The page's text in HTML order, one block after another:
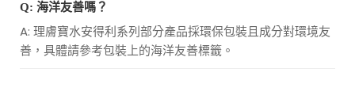
Q: 海洋友善嗎？
A: 理膚寶水安得利系列部分產品採環保包裝且成分對環境友
善，具體請參考包裝上的海洋友善標籤。